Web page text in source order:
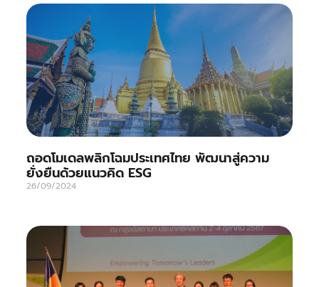
ถอดโมเดลพลิกโฉมประเทศไทย พัฒนาสู่ความ
ยั่งยืนด้วยแนวคิด ESG
26/09/2024